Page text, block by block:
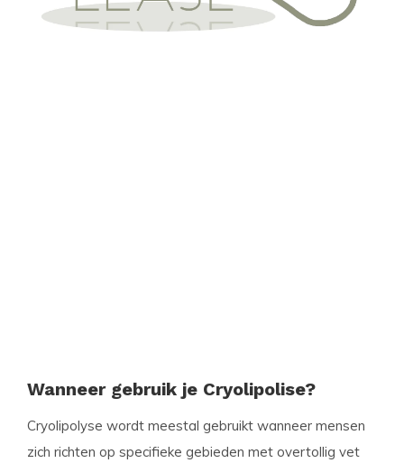
Wanneer gebruik je Cryolipolise?
Cryolipolyse wordt meestal gebruikt wanneer mensen
zich richten op specifieke gebieden met overtollig vet